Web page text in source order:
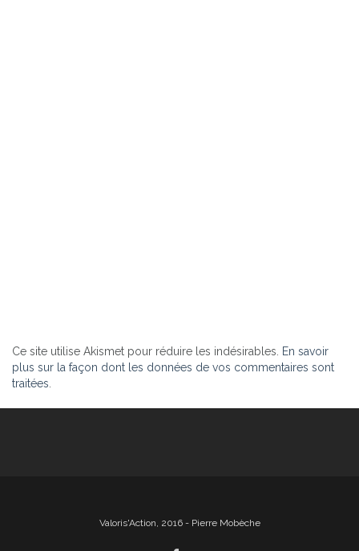
Ce site utilise Akismet pour réduire les indésirables. En savoir
plus sur la façon dont les données de vos commentaires sont
traitées
Valoris'Action, 2016 - Pierre Mobèche